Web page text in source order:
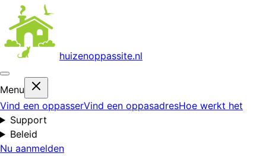
huizenoppassite.nl
Menu
Vind een oppasserVind een oppasadresHoe werkt het
Support
Beleid
Nu aanmelden